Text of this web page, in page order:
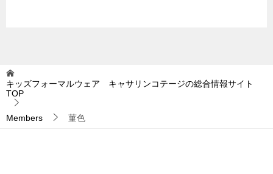
キッズフォーマルウェア キャサリンコテージの総合情報サイト
TOP
Members 菫色